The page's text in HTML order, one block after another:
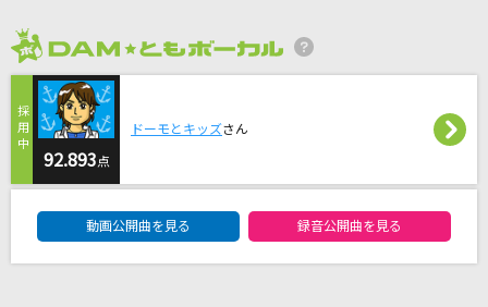
徳永英明
[生音]ボクノート(ドラえもんアニメバージョン)
[生音]気まぐれロマンティック
いきものがかり
92.893点
ドーモとキッズさん
動画公開曲を見る 録音公開曲を見る